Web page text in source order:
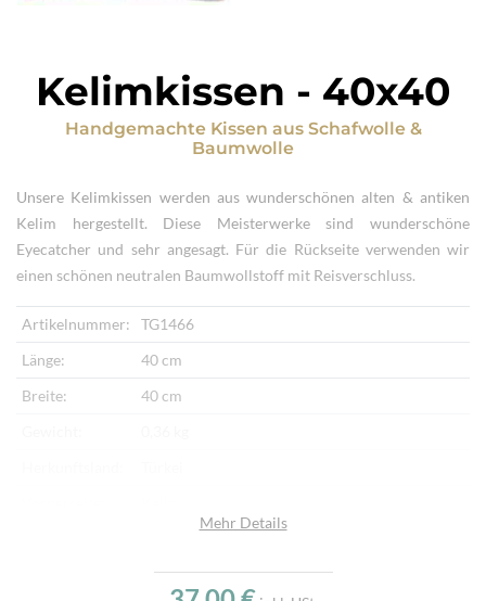
Kelimkissen - 40x40
Handgemachte Kissen aus Schafwolle &
Baumwolle
Unsere Kelimkissen werden aus wunderschönen alten & antiken
Kelim hergestellt. Diese Meisterwerke sind wunderschöne
Eyecatcher und sehr angesagt. Für die Rückseite verwenden wir
einen schönen neutralen Baumwollstoff mit Reisverschluss.
Artikelnummer:
TG1466
Länge:
40 cm
Breite:
40 cm
Handgewebt, Handbestickt
Mehr Details